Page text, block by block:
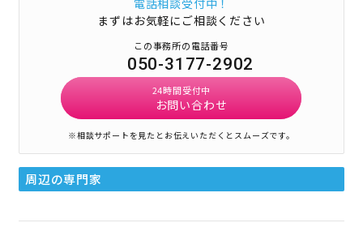
電話相談受付中！
まずはお気軽にご相談ください
この事務所の電話番号
050-3177-2902
24時間受付中
お問い合わせ
※相談サポートを見たとお伝えいただくとスムーズです。
周辺の専門家